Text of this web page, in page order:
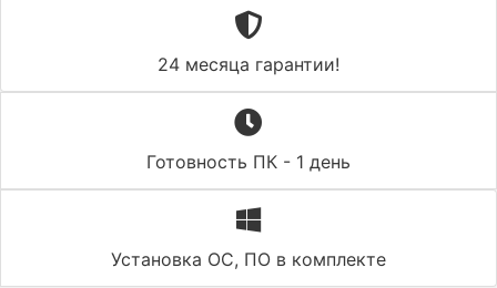
24 месяца гарантии!
Готовность ПК - 1 день
Установка ОС, ПО в комплекте